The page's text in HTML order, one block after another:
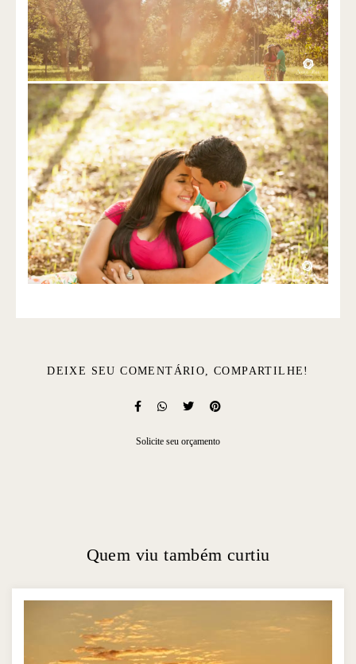
DEIXE SEU COMENTÁRIO, COMPARTILHE!
Solicite seu orçamento
Quem viu também curtiu